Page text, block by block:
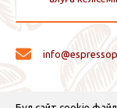
© 2026